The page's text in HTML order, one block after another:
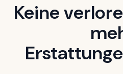
Keine